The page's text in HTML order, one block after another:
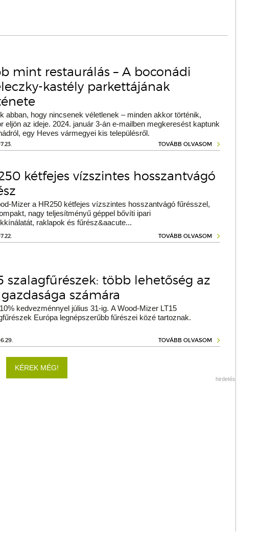
mint restaurálás – A boconádi
kastély parkettájának
abban, hogy nincsenek véletlenek – minden akkor történik,
eljön az ideje. 2024. január 3-án e-mailben megkeresést kaptunk
egy Heves vármegyei kis településről.
TOVÁBB OLVASOM
kétfejes vízszintes hosszantvágó
Mizer a HR250 kétfejes vízszintes hosszantvágó fűrésszel,
nagy teljesítményű géppel bővíti ipari
raklapok és fűrész&aacute...
TOVÁBB OLVASOM
szalagfűrészek: több lehetőség az
számára
kedvezménnyel július 31-ig. A Wood-Mizer LT15
Európa legnépszerűbb fűrészei közé tartoznak.
TOVÁBB OLVASOM
KÉREK MÉG!
hirdetés